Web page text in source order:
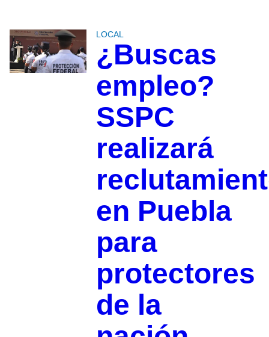
LOCAL
¿Buscas
empleo?
SSPC
realizará
en Puebla
para
protectores
de la